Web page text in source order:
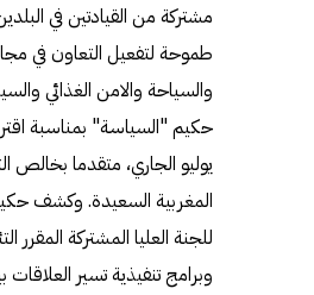
مشتركة من القيادتين في
طموحة لتفعيل التعاون في
والسياحة والامن الغذائي
يوليو الجاري، متقدما بخالص
وبرامج تنفيذية تسير العلاقات